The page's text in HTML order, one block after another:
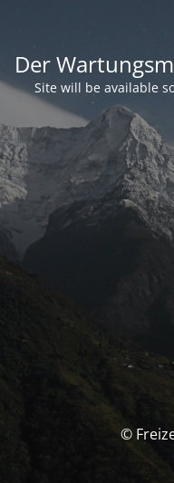
Der
Site will be available
©